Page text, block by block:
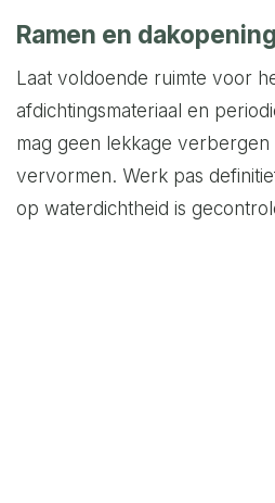
Ramen en
Laat voldoende ruimte voor
afdichtingsmateriaal en
mag geen lekkage
vervormen. Werk pas
op waterdichtheid is